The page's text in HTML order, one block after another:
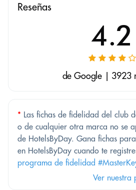
Reseñas
4.2
de Google | 3923
* Las fichas de fidelidad del club
o de cualquier otra marca no se
de HotelsByDay. Gana fichas
en HotelsByDay cuando te
programa de fidelidad
Ver nuestra